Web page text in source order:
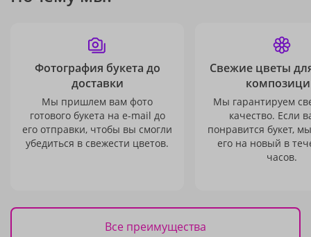
Фотография букета до
доставки
Мы пришлем вам фото
готового букета на e-mail до
его отправки, чтобы вы смогли
убедиться в свежести цветов.
Свежие цветы
Мы гарантируем
качество. Если
понравится букет,
его на новый в
часов.
Все преимущества